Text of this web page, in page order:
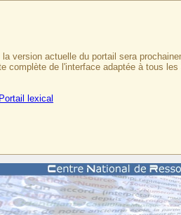
version actuelle du portail sera
complète de l'interface adaptée à tous
Portail lexical